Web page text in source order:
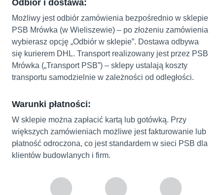
Odbiór i dostawa:
Możliwy jest odbiór zamówienia bezpośrednio w sklepie
PSB Mrówka (w Wieliszewie) – po złożeniu zamówienia
wybierasz opcję „Odbiór w sklepie”. Dostawa odbywa
się kurierem DHL. Transport realizowany jest przez PSB
Mrówka („Transport PSB”) – sklepy ustalają koszty
transportu samodzielnie w zależności od odległości.
Warunki płatności:
W sklepie można zapłacić kartą lub gotówką. Przy
większych zamówieniach możliwe jest fakturowanie lub
płatność odroczona, co jest standardem w sieci PSB dla
klientów budowlanych i firm.